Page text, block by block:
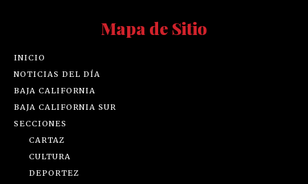
Mapa de Sitio
INICIO
NOTICIAS DEL DÍA
BAJA CALIFORNIA
BAJA CALIFORNIA SUR
SECCIONES
CARTAZ
CULTURA
DEPORTEZ